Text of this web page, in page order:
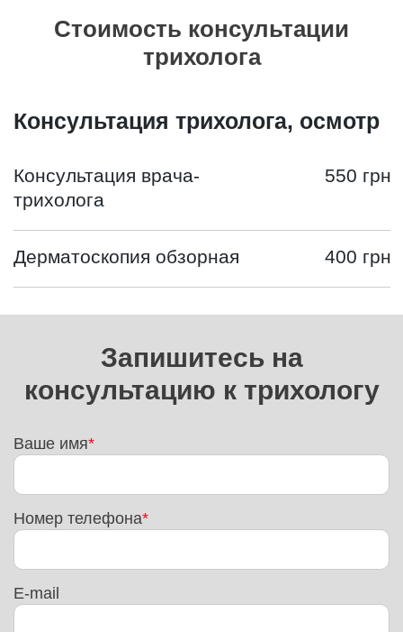
Стоимость консультации
трихолога
Консультация трихолога, осмотр
Консультация врача-
трихолога
550 грн
Дерматоскопия обзорная 400 грн
Запишитесь на
консультацию к трихологу
Ваше имя
Номер телефона
E-mail